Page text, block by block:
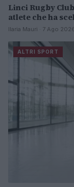
Linci Rugby
atlete che ha
Ilaria Mauri · 7 Ago
ALTRI SPORT